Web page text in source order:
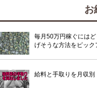
お
毎月50万円稼ぐには
げそうな方法をピック
給料と手取りを月収別